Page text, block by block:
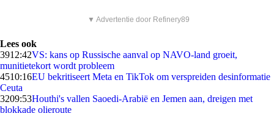
▼ Advertentie door Refinery89
Lees ook
3912:42VS: kans op Russische aanval op NAVO-land groeit,
munitietekort wordt probleem
4510:16EU bekritiseert Meta en TikTok om verspreiden desinformatie
Ceuta
3209:53Houthi's vallen Saoedi-Arabië en Jemen aan, dreigen met
blokkade olieroute